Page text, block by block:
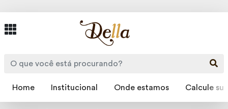
Home Institucional Onde estamos Calcule